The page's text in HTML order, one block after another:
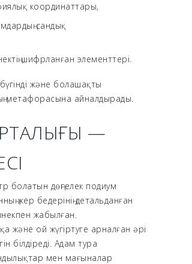
координаттары,
сандық
шифрланған элементтері.
және болашақты
метафорасына айналдырады.
—
болатын дөңгелек подиум
жер бедерінің детальданған
жабылған.
және ой жүгіртуге арналған әрі
білдіреді. Адам тура
мен мағыналар